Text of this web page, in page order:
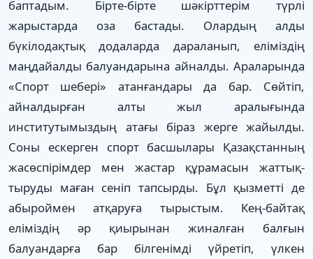
баптадым. Бірте-бірте шәкірттерім түрлі
жарыстарда оза бастады. Олардың алды
бүкілодақтық до­даларда дараланып, еліміздің
маңдайалды балуандарына айналды. Араларында
«Спорт шебері» атанғандары да бар. Сөй­тіп,
айналдырған алты жыл аралығында
институтымыздың атағы біраз жерге жайылды.
Соны ескерген спорт басшылары Қазақстанның
жасөспірімдер мен жастар құрамасын жаттық­
тыруды маған сеніп тапсырды. Бұл қызметті де
абыроймен атқаруға тырыстым. Кең-бай­­­тақ
еліміздің әр қиырынан жи­налған балғын
балуандарға бар білгенімді үйретіп, үлкен